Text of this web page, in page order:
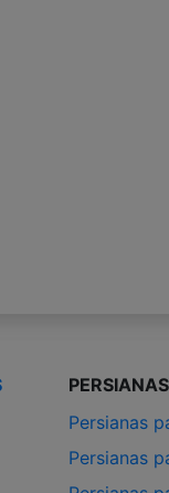
Persianas
Persianas